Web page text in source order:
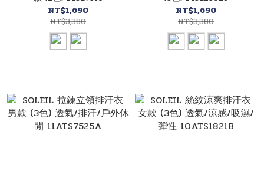
NT$1,690
NT$3,380
NT$1,690
NT$3,380